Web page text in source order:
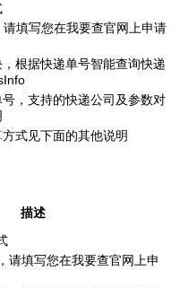
填写您在我要查官网上申请
根据快递单号智能查询快递
，支持的快递公司及参数对
式见下面的其他说明
描述
请填写您在我要查官网上申